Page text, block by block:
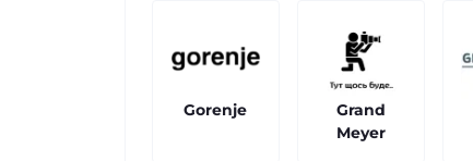
Gorenje
Grand
Meyer